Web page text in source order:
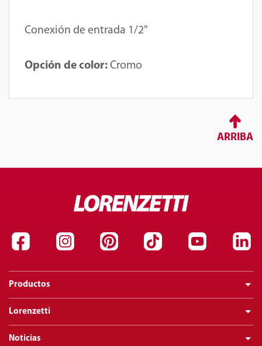
Conexión de entrada 1/2"
Opción de color:Cromo
ARRIBA
Productos
Lorenzetti
Noticias